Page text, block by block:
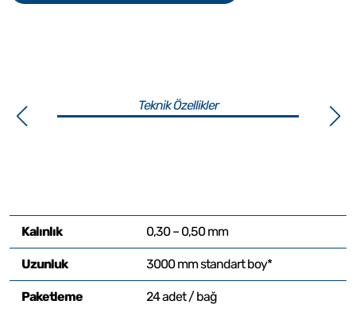
Teknik Özellikler
Kalınlık 0,30 – 0,50 mm
Uzunluk 3000 mm standart boy*
Paketleme 24 adet / bağ